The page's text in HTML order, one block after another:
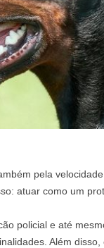
pela
atuar como um
policial e até
Além